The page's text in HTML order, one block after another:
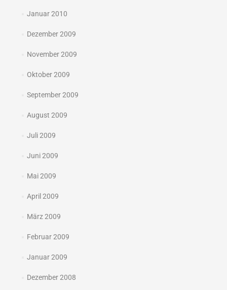
Januar 2010
Dezember 2009
November 2009
Oktober 2009
September 2009
August 2009
Juli 2009
Juni 2009
Mai 2009
April 2009
März 2009
Februar 2009
Januar 2009
Dezember 2008